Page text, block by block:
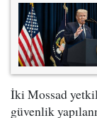
İki Mossad
güvenlik